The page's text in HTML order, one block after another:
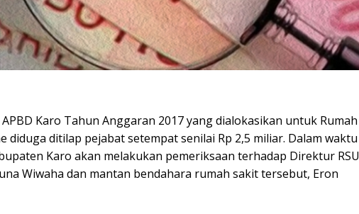
APBD Karo Tahun Anggaran 2017 yang dialokasikan untuk Rumah
diduga ditilap pejabat setempat senilai Rp 2,5 miliar. Dalam waktu
Karo akan melakukan pemeriksaan terhadap Direktur RSU
Wiwaha dan mantan bendahara rumah sakit tersebut, Eron